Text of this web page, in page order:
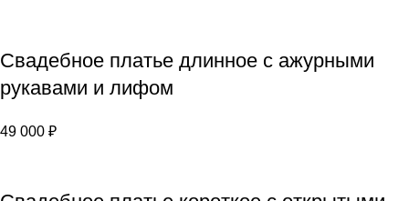
Свадебное платье длинное с ажурными
рукавами и лифом
49 000 ₽